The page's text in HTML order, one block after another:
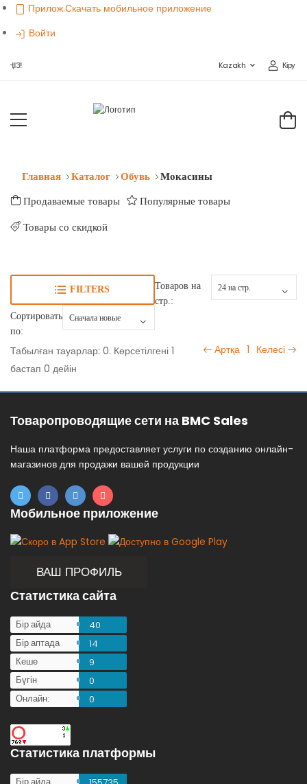
Прилож.Скачать мобильное приложение
Войти
Kazakh Кіру
Главная Каталог Обувь Мокасины
Продаваемые товары Популярные товары
Товары со скидкой
FILTERS
Сортировать
по:
Товаров на
стр.:
Табылған тауарлар: 0. Көрсетілгені 1
бастап 0 дейін
Артқа 1 Келесі
Товаропроводящие сети на BMC Sales
Наша платформа предоставляет услуги по созданию онлайн-
магазинов для продажи вашей продукции
Мобильное приложение
ВАШ ПРОФИЛЬ
Статистика сайта
Бір айда
40
Бір аптада
14
Кеше
9
Бүгін
0
Онлайн:
0
Статистика платформы